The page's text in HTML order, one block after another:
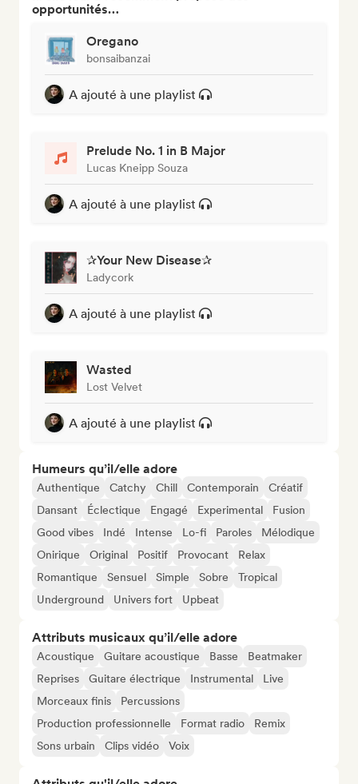
opportunités…
Oregano
bonsaibanzai
A ajouté à une playlist
Prelude No. 1 in B Major
Lucas Kneipp Souza
A ajouté à une playlist
✰Your New Disease✰
Ladycork
A ajouté à une playlist
Wasted
Lost Velvet
A ajouté à une playlist
Humeurs qu’il/elle adore
Authentique Catchy Chill Contemporain
Créatif
Dansant
Éclectique Engagé Experimental
Fusion
Good vibes
Indé Intense Lo-fi Paroles
Mélodique
Onirique
Original Positif Provocant
Relax
Romantique
Sensuel Simple Sobre
Tropical
Underground
Univers fort Upbeat
Attributs musicaux qu’il/elle adore
Acoustique Guitare acoustique Basse
Beatmaker
Reprises
Guitare électrique Instrumental
Live
Morceaux finis
Percussions
Production professionnelle
Format radio
Remix
Sons urbain
Clips vidéo Voix